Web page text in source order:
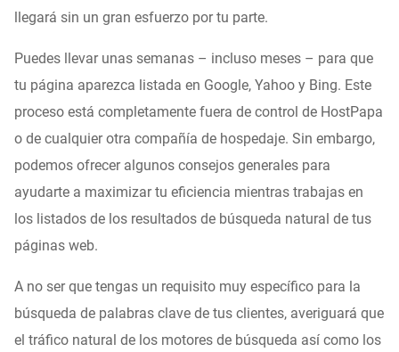
llegará sin un gran esfuerzo por tu parte.
Puedes llevar unas semanas – incluso meses – para que
tu página aparezca listada en Google, Yahoo y Bing. Este
proceso está completamente fuera de control de HostPapa
o de cualquier otra compañía de hospedaje. Sin embargo,
podemos ofrecer algunos consejos generales para
ayudarte a maximizar tu eficiencia mientras trabajas en
los listados de los resultados de búsqueda natural de tus
páginas web.
A no ser que tengas un requisito muy específico para la
búsqueda de palabras clave de tus clientes, averiguará que
el tráfico natural de los motores de búsqueda así como los